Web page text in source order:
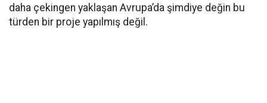
daha çekingen yaklaşan Avrupa’da şimdiye değin bu
türden bir proje yapılmış değil.